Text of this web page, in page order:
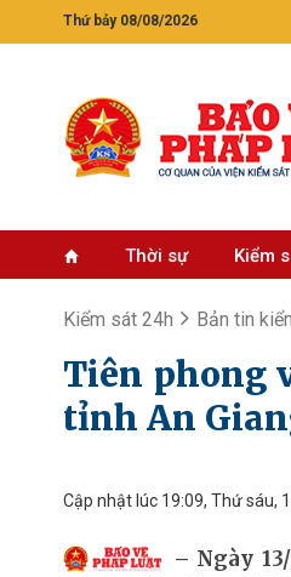
Thứ bảy 08/08/2026
Thời sự Kiểm
Kiểm sát 24h Bản tin
Tiên phong
tỉnh An
Cập nhật lúc 19:09, Thứ sáu,
Ngày